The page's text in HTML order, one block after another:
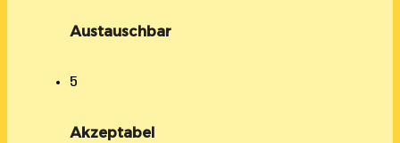
Austauschbar
5
Akzeptabel